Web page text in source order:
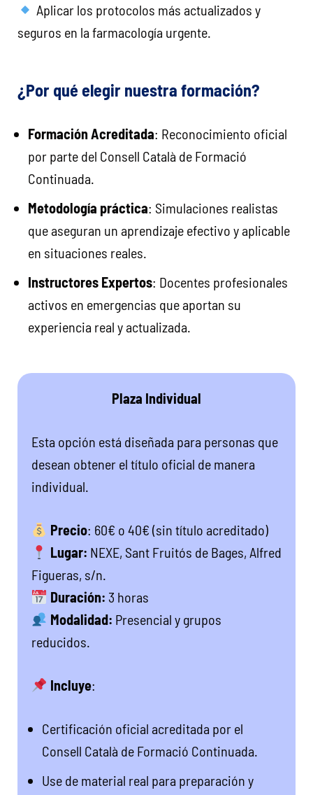
Aplicar los protocolos más actualizados y
seguros en la farmacología urgente.
¿Por qué elegir nuestra formación?
Formación Acreditada: Reconocimiento oficial
por parte del Consell Català de Formació
Continuada.
Metodología práctica: Simulaciones realistas
que aseguran un aprendizaje efectivo y aplicable
en situaciones reales.
Instructores Expertos: Docentes profesionales
activos en emergencias que aportan su
experiencia real y actualizada.
Plaza Individual
Esta opción está diseñada para personas que
desean obtener el título oficial de manera
individual.
Precio: 60€ o 40€ (sin título acreditado)
Lugar: NEXE, Sant Fruitós de Bages, Alfred
Figueras, s/n.
Duración: 3 horas
Modalidad: Presencial y grupos
reducidos.
Incluye:
Certificación oficial acreditada por el
Consell Català de Formació Continuada.
Use de material real para preparación y